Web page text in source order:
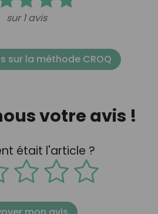
sur 1 avis
sur la méthode CROQ
votre avis !
était l'article ?